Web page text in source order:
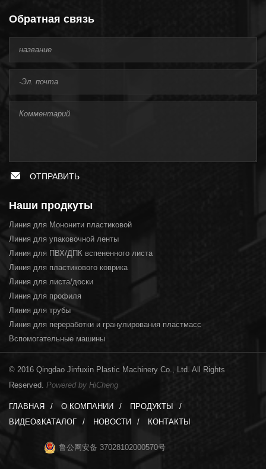
Обратная связь
ОТПРАВИТЬ
Наши продкуты
Линия для Мононити пластиковой
Линия для упаковочной ленты
Линия для ПВХ/ДПК вспененного листа
Линия для пластикового коврика
Линия для листа/доски
Линия для профиля
Линия для трубы
Линия для переработки и гранулирования пластмасс
Вспомогательные машины
© 2016 Qingdao Jinfuxin Plastic Machinery Co., Ltd. All Rights
Reserved. Powered by HiCheng
ГЛАВНАЯ О КОМПАНИИ
ПРОДУКТЫ
ВИДЕО&КАТАЛОГ
НОВОСТИ КОНТАКТЫ
鲁公网安备 37028102000570号